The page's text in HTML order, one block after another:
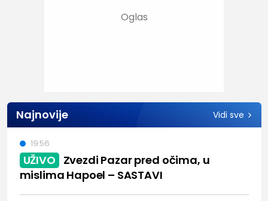
Najnovije Vidi sve
UŽIVO Zvezdi Pazar pred očima, u
mislima Hapoel – SASTAVI
19:56